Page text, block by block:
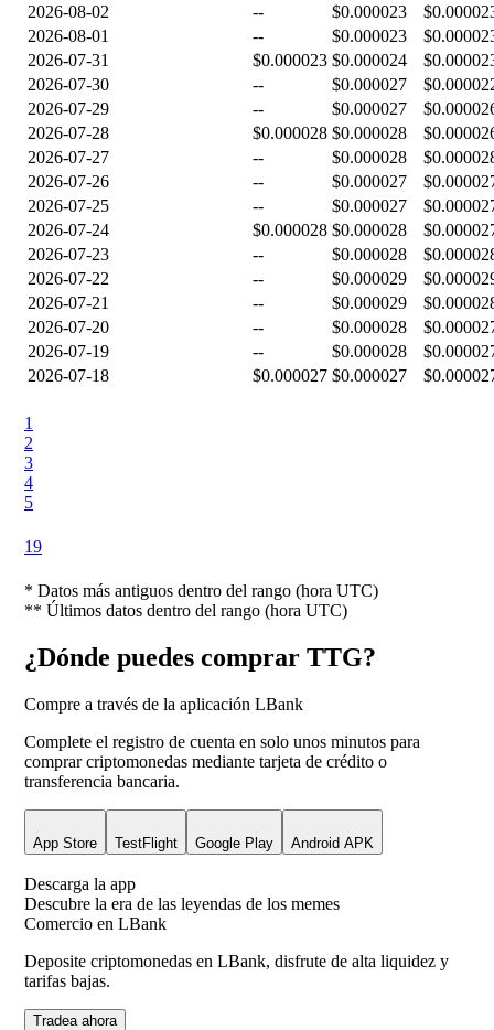
2026-08-02
-- $0.000023
2026-08-01
-- $0.000023
2026-07-31
$0.000023 $0.000024
2026-07-30
-- $0.000027
2026-07-29
-- $0.000027
2026-07-28
$0.000028 $0.000028
2026-07-27
-- $0.000028
2026-07-26
-- $0.000027
2026-07-25
-- $0.000027
2026-07-24
$0.000028 $0.000028
2026-07-23
-- $0.000028
2026-07-22
-- $0.000029
2026-07-21
-- $0.000029
2026-07-20
-- $0.000028
2026-07-19
-- $0.000028
2026-07-18
$0.000027 $0.000027
1
2
3
4
5
19
* Datos más antiguos dentro del rango (hora UTC)
** Últimos datos dentro del rango (hora UTC)
¿Dónde puedes comprar TTG?
Compre a través de la aplicación LBank
Complete el registro de cuenta en solo unos minutos para
comprar criptomonedas mediante tarjeta de crédito o
transferencia bancaria.
App Store TestFlight Google Play Android APK
Descarga la app
Descubre la era de las leyendas de los memes
Comercio en LBank
Deposite criptomonedas en LBank, disfrute de alta liquidez y
tarifas bajas.
Tradea ahora